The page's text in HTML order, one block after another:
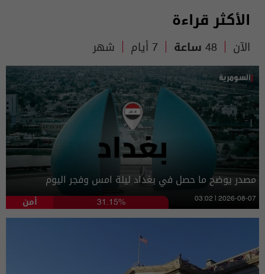
الأكثر قراءة
الآن 48 ساعة 7 أيام شهر
مصدر يوضح ما حصل في بغداد ليلة امس وفجر اليوم
أمن 31.15% 03:02 | 2026-08-07